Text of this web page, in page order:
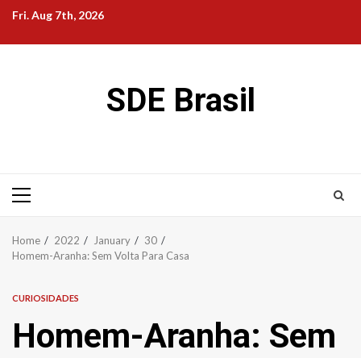
Skip
content
Fri. Aug 7th, 2026
SDE Brasil
Primary
Home 2022 January
30
Homem-Aranha: Sem Volta Para Casa
CURIOSIDADES
Homem-Aranha: Sem